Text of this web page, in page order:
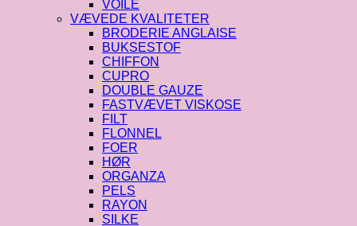
VOILE
VÆVEDE KVALITETER
BRODERIE ANGLAISE
BUKSESTOF
CHIFFON
CUPRO
DOUBLE GAUZE
FASTVÆVET VISKOSE
FILT
FLONNEL
FOER
HØR
ORGANZA
PELS
RAYON
SILKE